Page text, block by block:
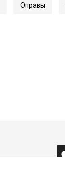
Оправы